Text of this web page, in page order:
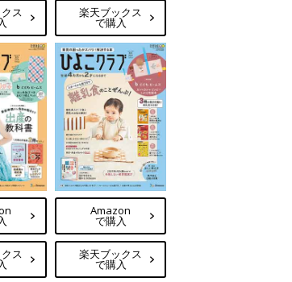
ス 楽天ブックス
で購入
ス
Amazon
で購入
楽天ブックス
で購入